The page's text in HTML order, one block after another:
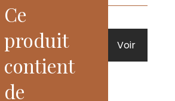
Ce
produit
contient
de
Ajouter Voir